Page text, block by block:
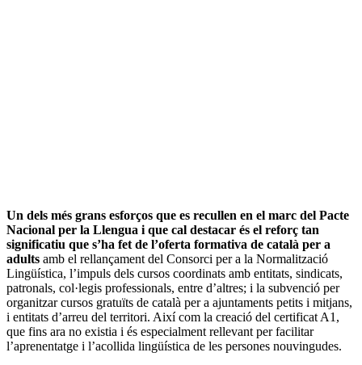
Un dels més grans esforços que es recullen en el marc del Pacte
Nacional per la Llengua i que cal destacar és el reforç tan
significatiu que s’ha fet de l’oferta formativa de català per a
adults amb el rellançament del Consorci per a la Normalització
Lingüística, l’impuls dels cursos coordinats amb entitats, sindicats,
patronals, col·legis professionals, entre d’altres; i la subvenció per
organitzar cursos gratuïts de català per a ajuntaments petits i mitjans,
i entitats d’arreu del territori. Així com la creació del certificat A1,
que fins ara no existia i és especialment rellevant per facilitar
l’aprenentatge i l’acollida lingüística de les persones nouvingudes.